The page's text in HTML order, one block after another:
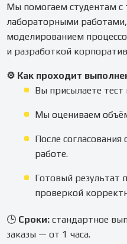
Мы помогаем студентам с
лабораторными
моделированием
и разработкой
⚙️ Как проходит
Вы присылаете тест
Мы оцениваем
После согласования
работе.
Готовый результат
проверкой
🕒 Сроки: стандартное
заказы — от 1 часа.